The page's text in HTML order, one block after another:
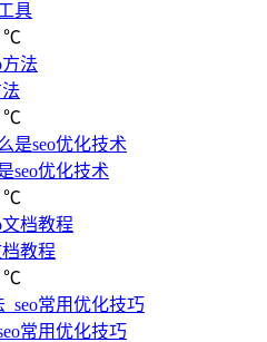
具
℃
℃
seo优化技术
℃
教程
℃
常用优化技巧